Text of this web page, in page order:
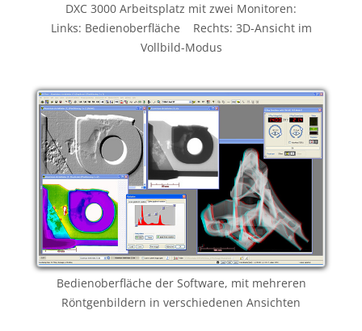
DXC 3000 Arbeitsplatz mit zwei Monitoren:
Links: Bedienoberfläche Rechts: 3D-Ansicht im
Vollbild-Modus
Bedienoberfläche der Software, mit mehreren
Röntgenbildern in verschiedenen Ansichten